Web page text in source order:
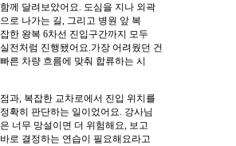
함께 달려보았어요. 도심을 지나 외곽
으로 나가는 길, 그리고 병원 앞 복
잡한 왕복 6차선 진입구간까지 모두
실전처럼 진행됐어요.가장 어려웠던 건
빠른 차량 흐름에 맞춰 합류하는 시
점과, 복잡한 교차로에서 진입 위치를
정확히 판단하는 일이었어요. 강사님
은 너무 망설이면 더 위험해요, 보고
바로 결정하는 연습이 필요해요라고